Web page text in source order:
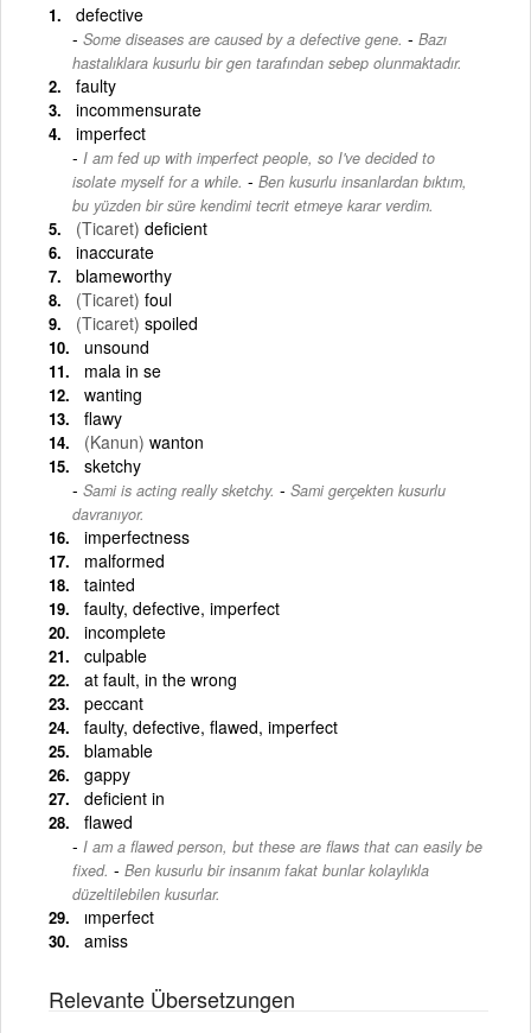
defective
Some diseases are caused by a defective gene. - Bazı
hastalıklara kusurlu bir gen tarafından sebep olunmaktadır.
faulty
incommensurate
imperfect
I am fed up with imperfect people, so I've decided to
isolate myself for a while. - Ben kusurlu insanlardan bıktım,
bu yüzden bir süre kendimi tecrit etmeye karar verdim.
(Ticaret) deficient
inaccurate
blameworthy
(Ticaret) foul
(Ticaret) spoiled
unsound
mala in se
wanting
flawy
(Kanun) wanton
sketchy
Sami is acting really sketchy. - Sami gerçekten kusurlu
davranıyor.
imperfectness
malformed
tainted
faulty, defective, imperfect
incomplete
culpable
at fault, in the wrong
peccant
faulty, defective, flawed, imperfect
blamable
gappy
deficient in
flawed
I am a flawed person, but these are flaws that can easily be
fixed. - Ben kusurlu bir insanım fakat bunlar kolaylıkla
düzeltilebilen kusurlar.
ımperfect
amiss
Relevante Übersetzungen